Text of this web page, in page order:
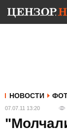
НОВОСТИ
07.07.11 13:20